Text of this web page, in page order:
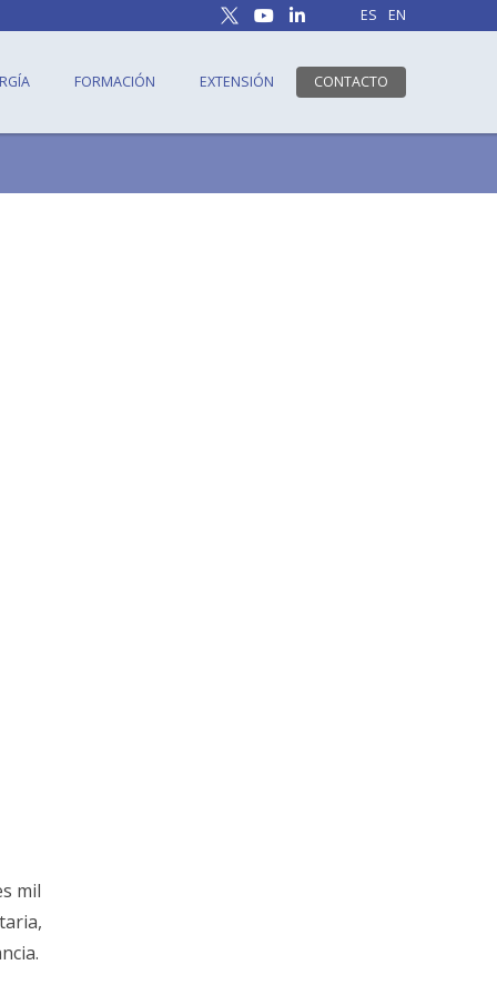
ES EN
FORMACIÓN EXTENSIÓN CONTACTO
mil